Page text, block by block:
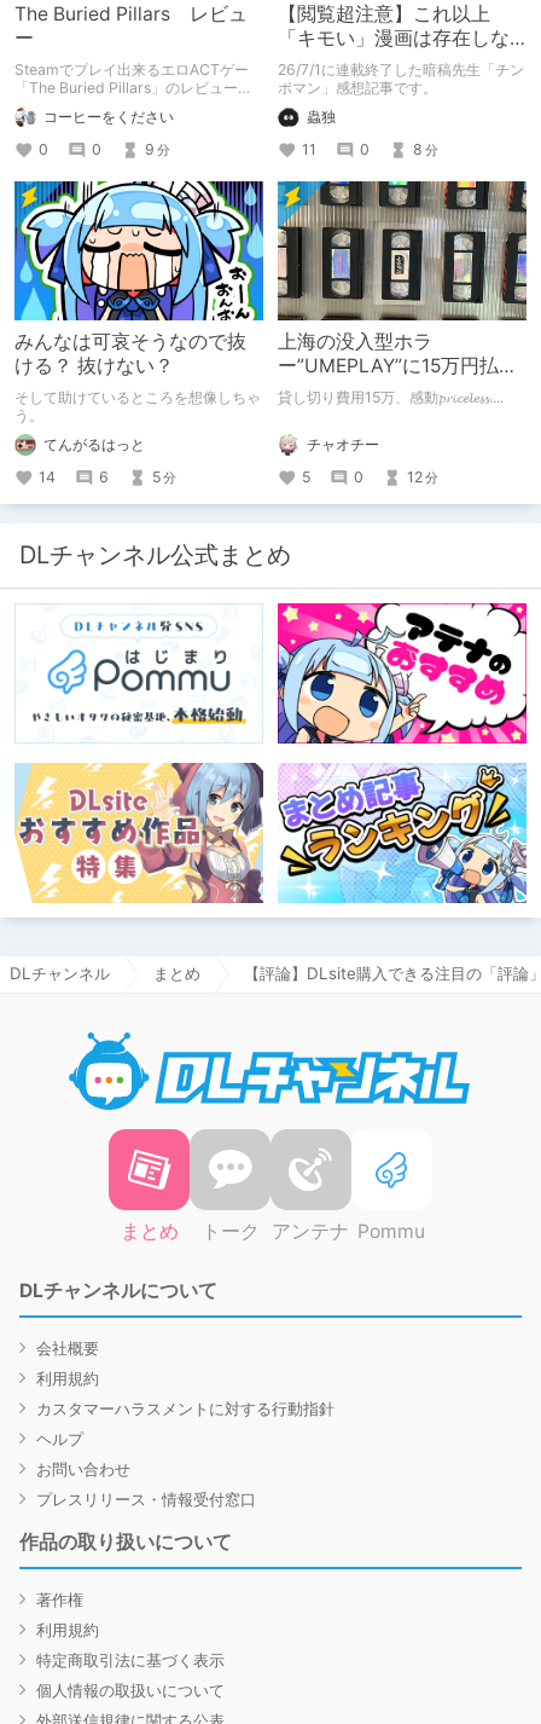
The Buried Pillars レビュ
ー
Steamでプレイ出来るエロACTゲー
「The Buried Pillars」のレビューで
す。
コーヒーをください
0
0 9 分
【閲覧超注意】これ以上
「キモい」漫画は存在しな
い？チンポマンとかいう
「魂の殺人」の完成形
26/7/1に連載終了した暗稿先生「チン
ポマン」感想記事です。
蟲独
11
0 8 分
みんなは可哀そうなので抜
ける？ 抜けない？
そして助けているところを想像しちゃ
う。
てんがるはっと
14
6 5分
上海の没入型ホラ
ー”UMEPLAY”に15万円払っ
たら、2作品とも号泣した※
貸し切り費用15万、感動𝓹𝓻𝓲𝓬𝓮𝓵𝓮𝓼𝓼....
チャオチー
5
0 12分
DLチャンネル公式まとめ
DLチャンネル まとめ 【評論】DLsite購入できる注目の「評
まとめ トーク アンテナ Pommu
DLチャンネルについて
会社概要
利用規約
カスタマーハラスメントに対する行動指針
ヘルプ
お問い合わせ
プレスリリース・情報受付窓口
作品の取り扱いについて
著作権
利用規約
特定商取引法に基づく表示
個人情報の取扱いについて
外部送信規律に関する公表